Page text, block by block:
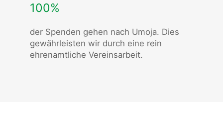
100%
der Spenden gehen nach Umoja. Dies
gewährleisten wir durch eine rein
ehrenamtliche Vereinsarbeit.